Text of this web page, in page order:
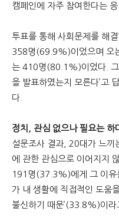
캠페인에 자주 참여한다는
투표를 통해 사회문제를 해
358명(69.9%)이었으며 오
는 410명(80.1%)이었다. 그
을 발표하였는지 모른다’고
다.
정치, 관심 없으나 필요는 하
설문조사 결과, 20대가 느끼
에 관한 관심으로 이어지지
191명(37.3%)에게 그 이유
가 내 생활에 직접적인 도움
불신하기 때문’(33.8%)이라